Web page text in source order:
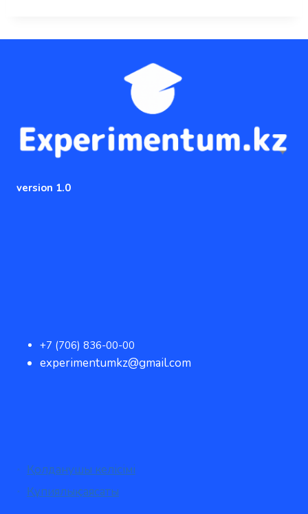
version 1.0
+7 (706) 836-00-00
experimentumkz@gmail.com
Қолданушы келісімі
Құпиялық саясаты